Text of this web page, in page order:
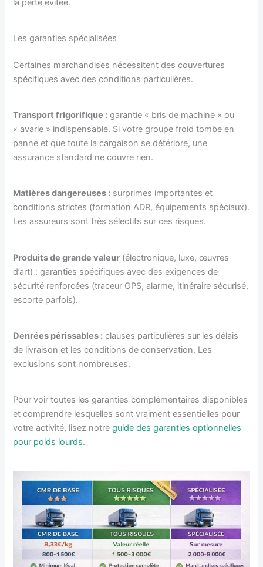
la perte évitée.
Les garanties spécialisées
Certaines marchandises nécessitent des couvertures
spécifiques avec des conditions particulières.
Transport frigorifique : garantie « bris de machine » ou
« avarie » indispensable. Si votre groupe froid tombe en
panne et que toute la cargaison se détériore, une
assurance standard ne couvre rien.
Matières dangereuses : surprimes importantes et
conditions strictes (formation ADR, équipements spéciaux).
Les assureurs sont très sélectifs sur ces risques.
Produits de grande valeur (électronique, luxe, œuvres
d’art) : garanties spécifiques avec des exigences de
sécurité renforcées (traceur GPS, alarme, itinéraire sécurisé,
escorte parfois).
Denrées périssables : clauses particulières sur les délais
de livraison et les conditions de conservation. Les
exclusions sont nombreuses.
Pour voir toutes les garanties complémentaires disponibles
et comprendre lesquelles sont vraiment essentielles pour
votre activité, lisez notreguide des garanties optionnelles
pour poids lourds.